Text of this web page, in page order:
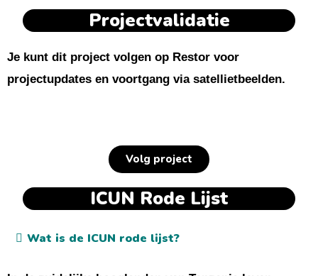
Projectvalidatie
Je kunt dit project volgen op Restor voor
projectupdates en voortgang via satellietbeelden.
Volg project
ICUN Rode Lijst
Wat is de ICUN rode lijst?